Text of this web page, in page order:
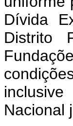
Dívida
Distrito
Nacional